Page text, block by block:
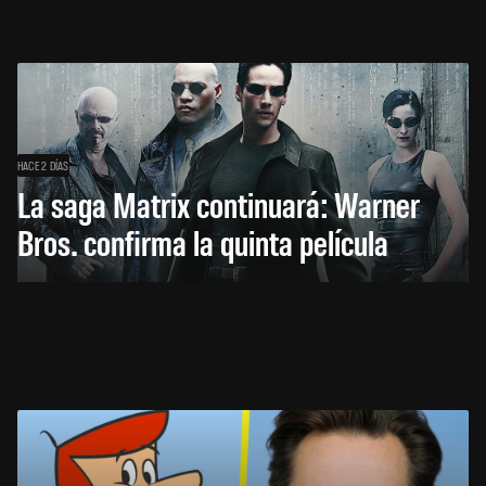
HACE 2 DÍAS
La saga Matrix continuará: Warner
Bros. confirma la quinta película